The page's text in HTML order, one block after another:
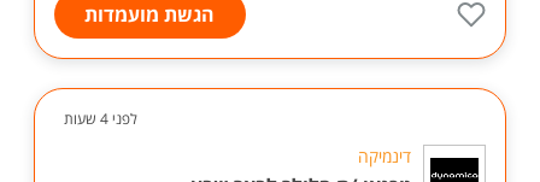
הגשת מועמדות
לפני 4 שעות
דינמיקה